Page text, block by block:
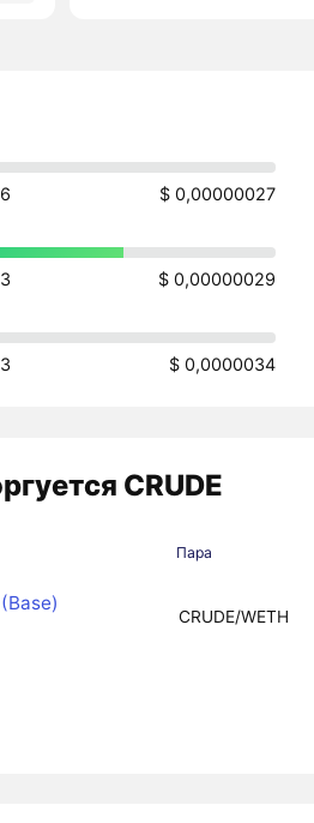
$ 0,00000027
$ 0,00000029
$ 0,0000034
CRUDE
Пара
CRUDE/WETH